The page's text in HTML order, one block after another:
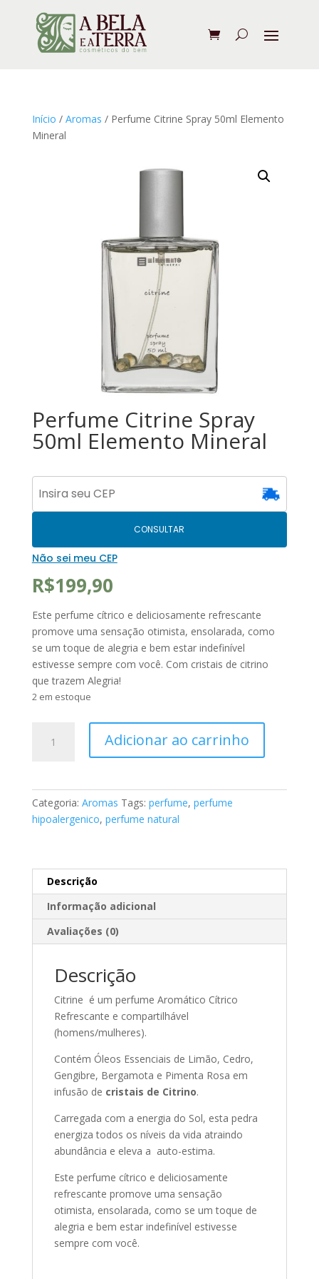
Início / Aromas / Perfume Citrine Spray 50ml Elemento
Mineral
Perfume Citrine Spray
50ml Elemento Mineral
CONSULTAR
Não sei meu CEP
R$199,90
Este perfume cítrico e deliciosamente refrescante
promove uma sensação otimista, ensolarada, como
se um toque de alegria e bem estar indefinível
estivesse sempre com você. Com cristais de citrino
que trazem Alegria!
2 em estoque
Citrine
Mineral
quantidade
Adicionar ao carrinho
Categoria: Aromas Tags: perfume, perfume
hipoalergenico, perfume natural
Descrição
Informação adicional
Avaliações (0)
Descrição
Citrine é um perfume Aromático Cítrico
Refrescante e compartilhável
(homens/mulheres).
Contém Óleos Essenciais de Limão, Cedro,
Gengibre, Bergamota e Pimenta Rosa em
infusão de cristais de Citrino.
Carregada com a energia do Sol, esta pedra
energiza todos os níveis da vida atraindo
abundância e eleva a auto-estima.
Este perfume cítrico e deliciosamente
refrescante promove uma sensação
otimista, ensolarada, como se um toque de
alegria e bem estar indefinível estivesse
sempre com você.